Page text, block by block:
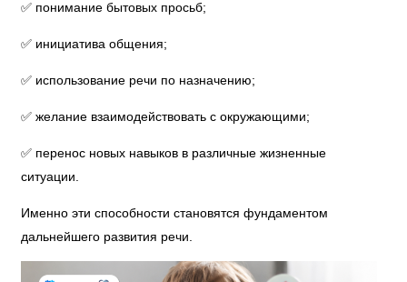
✅ понимание бытовых просьб;
✅ инициатива общения;
✅ использование речи по назначению;
✅ желание взаимодействовать с окружающими;
✅ перенос новых навыков в различные жизненные
ситуации.
Именно эти способности становятся фундаментом
дальнейшего развития речи.